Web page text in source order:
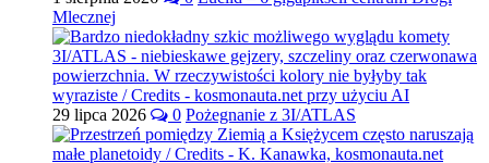
Mlecznej
29 lipca 2026 0 Pożegnanie z 3I/ATLAS